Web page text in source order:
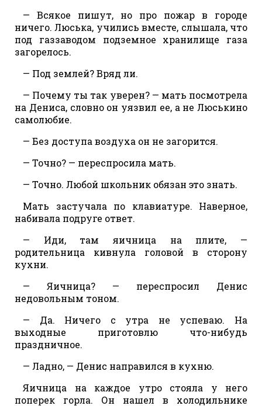
— Всякое пишут, но про пожар в городе
ничего. Люська, учились вместе, слышала, что
под газзаводом подземное хранилище газа
загорелось.
— Под землей? Вряд ли.
— Почему ты так уверен? — мать посмотрела
на Дениса, словно он уязвил ее, а не Люськино
самолюбие.
— Без доступа воздуха он не загорится.
— Точно? — переспросила мать.
— Точно. Любой школьник обязан это знать.
Мать застучала по клавиатуре. Наверное,
набивала подруге ответ.
— Иди, там яичница на плите, —
родительница кивнула головой в сторону
кухни.
— Яичница? — переспросил Денис
недовольным тоном.
— Да. Ничего с утра не успеваю. На
выходные приготовлю что-нибудь
праздничное.
— Ладно, — Денис направился в кухню.
Яичница на каждое утро стояла у него
поперек горла. Он нашел в холодильнике